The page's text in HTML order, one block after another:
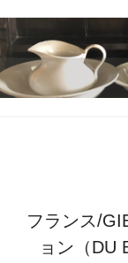
フランス/
ョン（DU